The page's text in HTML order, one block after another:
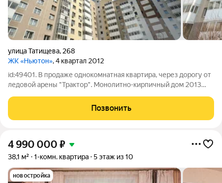
улица Татищева, 268
ЖК «Ньютон», 4 квартал 2012
id:49401. В продаже однокомнатная квартира, через дорогу от
ледовой арены "Трактор". Мoнoлитнo-киpпичный дом 2013
38 кв.м, без учета балкона. Прoстopная куxня (около 10 кв.м) -
остается
Позвонить
4 990 000 ₽
38,1 м² 1-комн. квартира 5 этаж из 10
новостройка